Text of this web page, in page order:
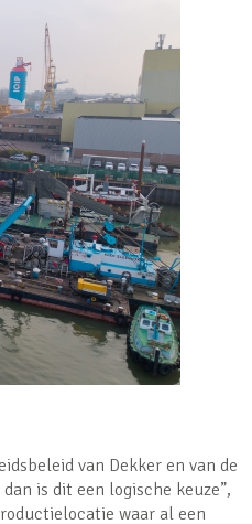
van Dekker en van de
is dit een logische keuze”,
waar al een